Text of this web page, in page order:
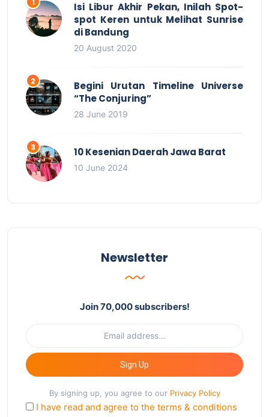
Isi Libur Akhir Pekan, Inilah Spot-
spot Keren untuk Melihat Sunrise
di Bandung
20 August 2020
Begini Urutan Timeline Universe
“The Conjuring”
28 June 2019
10 Kesenian Daerah Jawa Barat
10 June 2024
Newsletter
Join 70,000 subscribers!
Sign Up
By signing up, you agree to our Privacy Policy
I have read and agree to the terms & conditions